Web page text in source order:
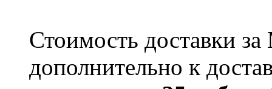
Стоимость доставки
дополнительно к